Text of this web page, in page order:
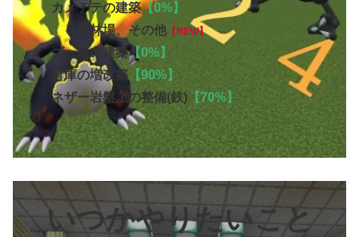
カメテテの建築【0%】
→植林場、その他 【NEW】
ゴースの建築【0%】
倉庫の増改築【90%】
ネザー岩盤上の整備(鉄) 【70%】
いつかやりたいこと